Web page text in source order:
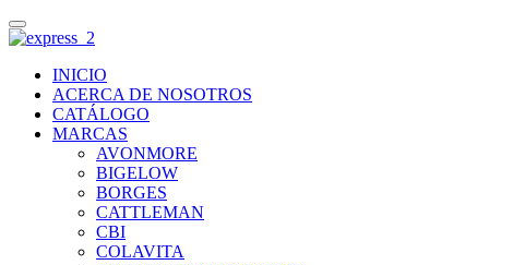
INICIO
ACERCA DE NOSOTROS
CATÁLOGO
MARCAS
AVONMORE
BIGELOW
BORGES
CATTLEMAN
CBI
COLAVITA